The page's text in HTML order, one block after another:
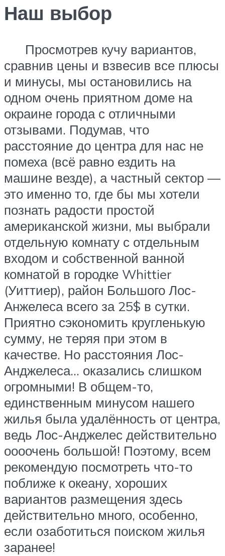
Наш выбор
Просмотрев кучу вариантов,
сравнив цены и взвесив все плюсы
и минусы, мы остановились на
одном очень приятном доме на
окраине города с отличными
отзывами. Подумав, что
расстояние до центра для нас не
помеха (всё равно ездить на
машине везде), а частный сектор —
это именно то, где бы мы хотели
познать радости простой
американской жизни, мы выбрали
отдельную комнату с отдельным
входом и собственной ванной
комнатой в городке Whittier
(Уиттиер), район Большого Лос-
Анжелеса всего за 25$ в сутки.
Приятно сэкономить кругленькую
сумму, не теряя при этом в
качестве. Но расстояния Лос-
Анджелеса… оказались слишком
огромными! В общем-то,
единственным минусом нашего
жилья была удалённость от центра,
ведь Лос-Анджелес действительно
оооочень большой! Поэтому, всем
рекомендую посмотреть что-то
поближе к океану, хороших
вариантов размещения здесь
действительно много, особенно,
если озаботиться поиском жилья
заранее!